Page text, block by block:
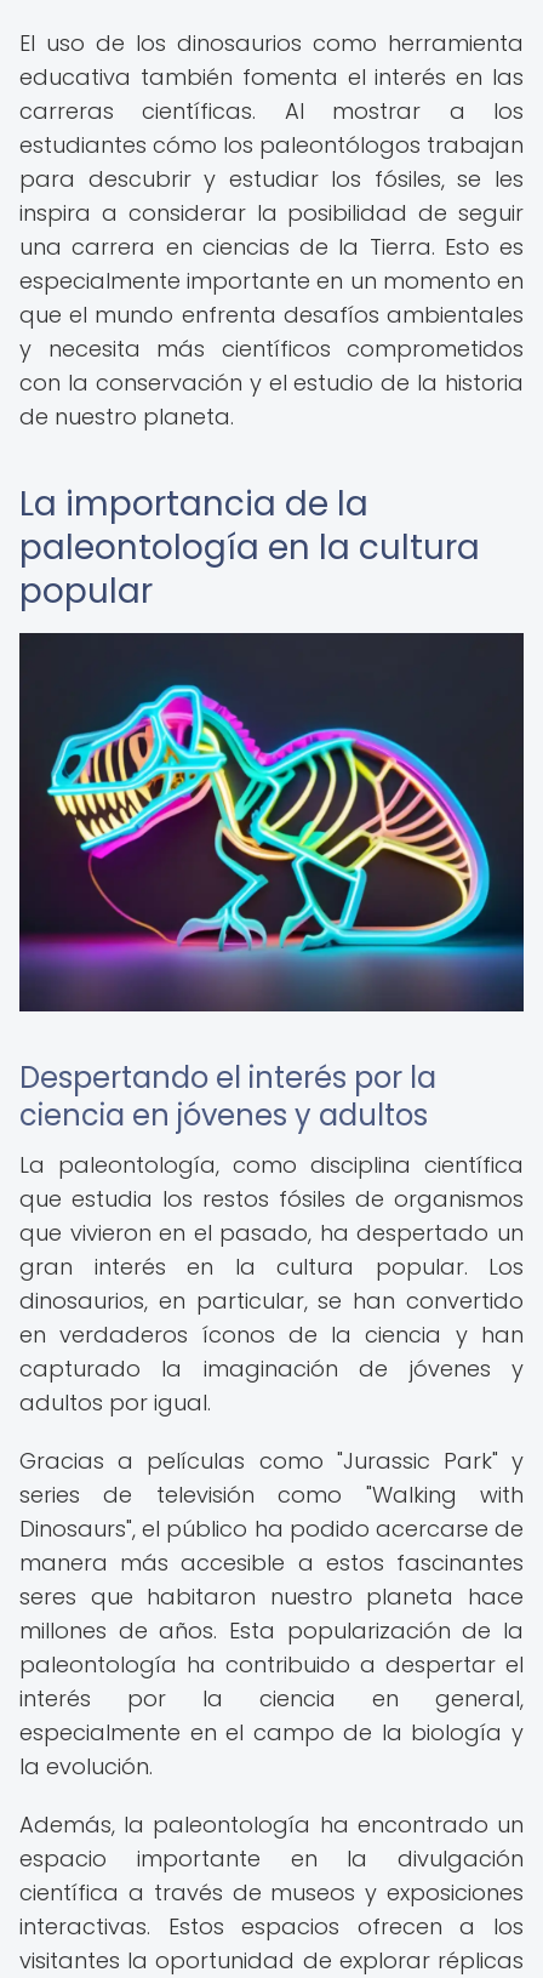
El uso de los dinosaurios como herramienta
educativa también fomenta el interés en las
carreras científicas. Al mostrar a los
estudiantes cómo los paleontólogos trabajan
para descubrir y estudiar los fósiles, se les
inspira a considerar la posibilidad de seguir
una carrera en ciencias de la Tierra. Esto es
especialmente importante en un momento en
que el mundo enfrenta desafíos ambientales
y necesita más científicos comprometidos
con la conservación y el estudio de la historia
de nuestro planeta.
La importancia de la
paleontología en la cultura
popular
Despertando el interés por la
ciencia en jóvenes y adultos
La paleontología, como disciplina científica
que estudia los restos fósiles de organismos
que vivieron en el pasado, ha despertado un
gran interés en la cultura popular. Los
dinosaurios, en particular, se han convertido
en verdaderos íconos de la ciencia y han
capturado la imaginación de jóvenes y
adultos por igual.
Gracias a películas como "Jurassic Park" y
series de televisión como "Walking with
Dinosaurs", el público ha podido acercarse de
manera más accesible a estos fascinantes
seres que habitaron nuestro planeta hace
millones de años. Esta popularización de la
paleontología ha contribuido a despertar el
interés por la ciencia en general,
especialmente en el campo de la biología y
la evolución.
Además, la paleontología ha encontrado un
espacio importante en la divulgación
científica a través de museos y exposiciones
interactivas. Estos espacios ofrecen a los
visitantes la oportunidad de explorar réplicas